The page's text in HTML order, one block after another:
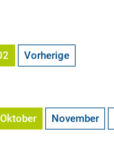
Vorherige
Oktober November